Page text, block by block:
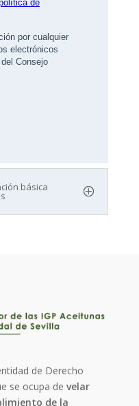
básica
de Derecho
se ocupa develar
de la